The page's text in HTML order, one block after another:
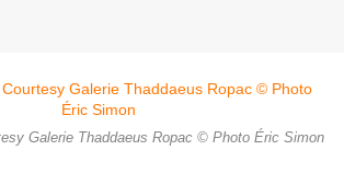
Galerie Thaddaeus Ropac © Photo Éric Simon